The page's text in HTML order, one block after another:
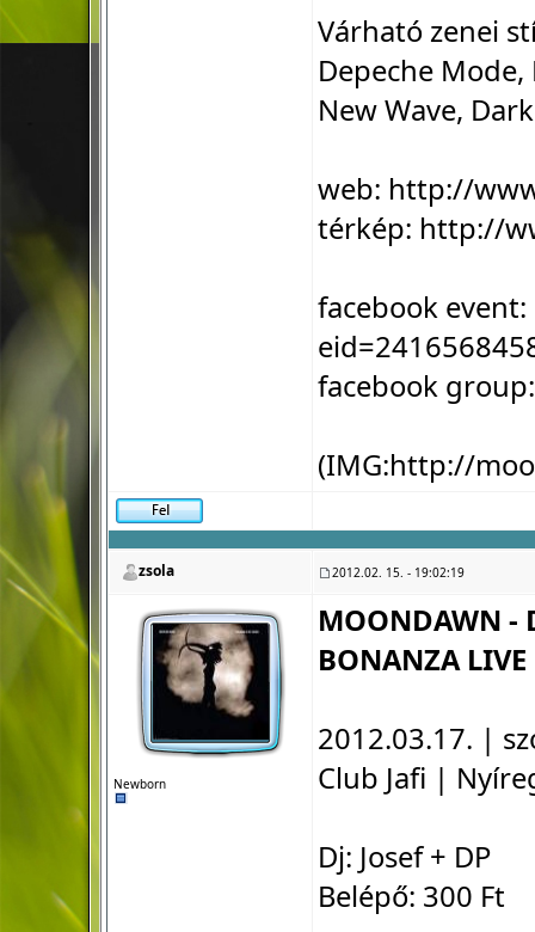
Várható zenei
Depeche Mode,
New Wave,
web: http://
térkép: http://
facebook event:
facebook
(IMG:http://
zsola 2012.02. 15. - 19:02:19
Newborn
MOONDAWN -
BONANZA LIVE
2012.03.17. |
Club Jafi |
Dj: Josef + DP
Belépő: 300 Ft